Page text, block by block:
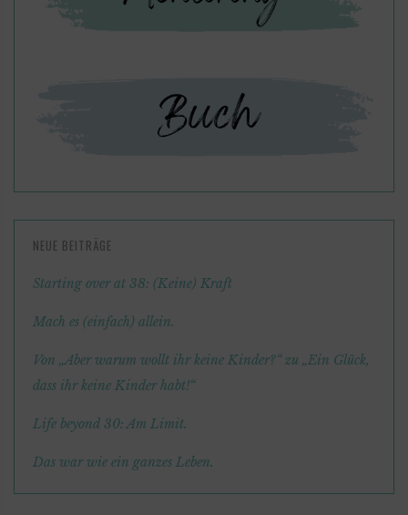
NEUE BEITRÄGE
Starting over at 38: (Keine) Kraft
Mach es (einfach) allein.
Von „Aber warum wollt ihr keine Kinder?“ zu „Ein Glück,
dass ihr keine Kinder habt!“
Life beyond 30: Am Limit.
Das war wie ein ganzes Leben.